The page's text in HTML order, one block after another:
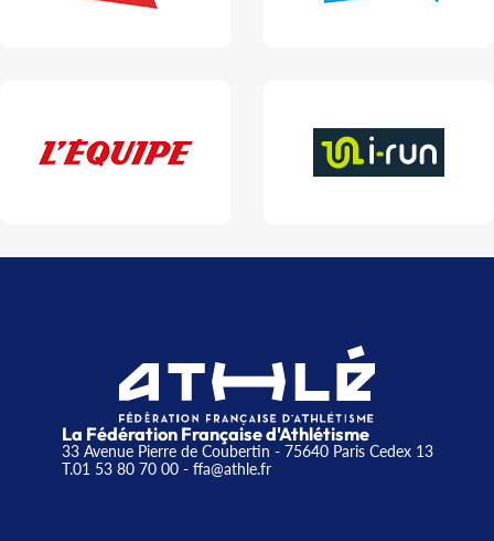
La Fédération Française d'Athlétisme
33 Avenue Pierre de Coubertin - 75640 Paris Cedex 13
T.01 53 80 70 00- ffa@athle.fr